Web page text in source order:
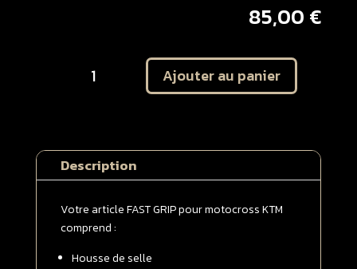
85,00 €
KTM
85
2013
-
2017
Ajouter au panier
Description
Votre article FAST GRIP pour motocross KTM
comprend :
Housse de selle